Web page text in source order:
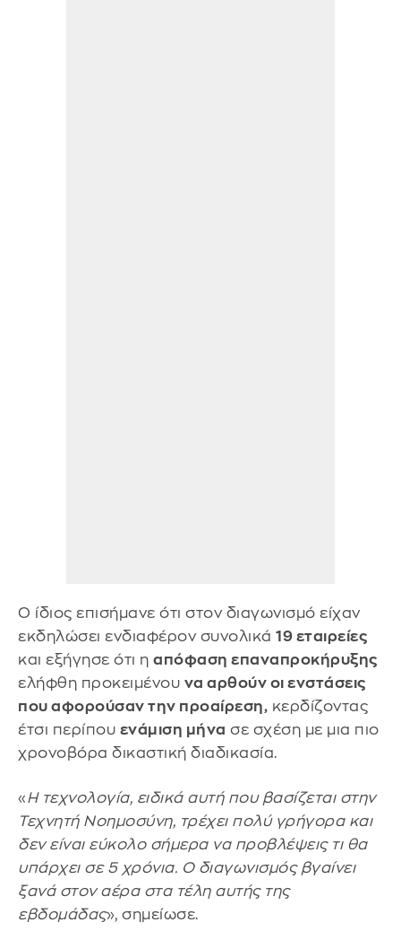
Ο ίδιος επισήμανε ότι στον διαγωνισμό είχαν
εκδηλώσει ενδιαφέρον συνολικά 19 εταιρείες
και εξήγησε ότι η απόφαση επαναπροκήρυξης
ελήφθη προκειμένου να αρθούν οι ενστάσεις
που αφορούσαν την προαίρεση, κερδίζοντας
έτσι περίπου ενάμιση μήνα σε σχέση με μια πιο
χρονοβόρα δικαστική διαδικασία.
«Η τεχνολογία, ειδικά αυτή που βασίζεται στην
Τεχνητή Νοημοσύνη, τρέχει πολύ γρήγορα και
δεν είναι εύκολο σήμερα να προβλέψεις τι θα
υπάρχει σε 5 χρόνια. Ο διαγωνισμός βγαίνει
ξανά στον αέρα στα τέλη αυτής της
εβδομάδας», σημείωσε.